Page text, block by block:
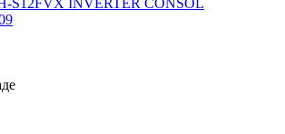
S12FVX INVERTER CONSOL